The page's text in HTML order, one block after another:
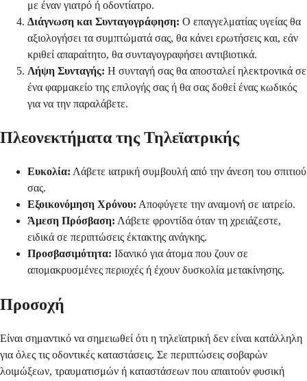
με έναν γιατρό ή οδοντίατρο.
Διάγνωση και Συνταγογράφηση: Ο επαγγελματίας υγείας θα
αξιολογήσει τα συμπτώματά σας, θα κάνει ερωτήσεις και, εάν
κριθεί απαραίτητο, θα συνταγογραφήσει αντιβιοτικά.
Λήψη Συνταγής: Η συνταγή σας θα αποσταλεί ηλεκτρονικά σε
ένα φαρμακείο της επιλογής σας ή θα σας δοθεί ένας κωδικός
για να την παραλάβετε.
Πλεονεκτήματα της Τηλεϊατρικής
Ευκολία: Λάβετε ιατρική συμβουλή από την άνεση του σπιτιού
σας.
Εξοικονόμηση Χρόνου: Αποφύγετε την αναμονή σε ιατρείο.
Άμεση Πρόσβαση: Λάβετε φροντίδα όταν τη χρειάζεστε,
ειδικά σε περιπτώσεις έκτακτης ανάγκης.
Προσβασιμότητα: Ιδανικό για άτομα που ζουν σε
απομακρυσμένες περιοχές ή έχουν δυσκολία μετακίνησης.
Προσοχή
Είναι σημαντικό να σημειωθεί ότι η τηλεϊατρική δεν είναι κατάλληλη
για όλες τις οδοντικές καταστάσεις. Σε περιπτώσεις σοβαρών
λοιμώξεων, τραυματισμών ή καταστάσεων που απαιτούν φυσική